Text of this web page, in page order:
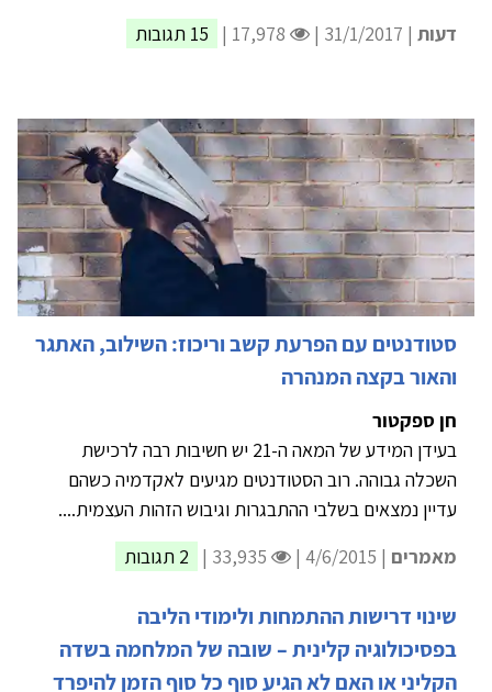
דעות | 31/1/2017 | 15 תגובות
סטודנטים עם הפרעת קשב וריכוז: השילוב, האתגר
והאור בקצה המנהרה
חן ספקטור
בעידן המידע של המאה ה-21 יש חשיבות רבה לרכישת
השכלה גבוהה. רוב הסטודנטים מגיעים לאקדמיה כשהם
עדיין נמצאים בשלבי ההתבגרות וגיבוש הזהות העצמית....
מאמרים | 4/6/2015 | 2 תגובות
שינוי דרישות ההתמחות ולימודי הליבה
בפסיכולוגיה קלינית – שובה של המלחמה בשדה
הקליני או האם לא הגיע סוף כל סוף הזמן להיפרד